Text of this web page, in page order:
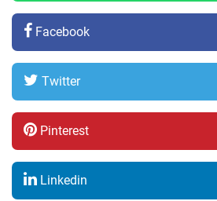
Facebook
Twitter
Pinterest
Linkedin